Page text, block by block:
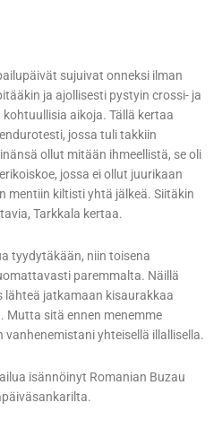
sujuivat onneksi ilman
ja ajollisesti pystyin crossi- ja
aikoja. Tällä kertaa
jossa tuli takkiin
ollut mitään ihmeellistä, se oli
jossa ei ollut juurikaan
mentiin kiltisti yhtä jälkeä. Siitäkin
Tarkkala kertaa.
tyydytäkään, niin toisena
paremmalta. Näillä
lähteä jatkamaan kisaurakkaa
Mutta sitä ennen menemme
yhteisellä illallisella.
isännöinyt Romanian Buzau